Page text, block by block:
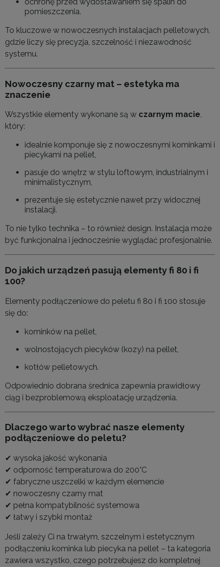
pomieszczenia.
To kluczowe w nowoczesnych instalacjach pelletowych,
gdzie liczy się precyzja, szczelność i niezawodność
systemu.
Nowoczesny czarny mat – estetyka ma
znaczenie
Wszystkie elementy wykonane są w czarnym macie,
który:
idealnie komponuje się z nowoczesnymi kominkami i
piecykami na pellet,
pasuje do wnętrz w stylu loftowym, industrialnym i
minimalistycznym,
prezentuje się estetycznie nawet przy widocznej
instalacji.
To nie tylko technika – to również design. Instalacja może
być funkcjonalna i jednocześnie wyglądać profesjonalnie.
Do jakich urządzeń pasują elementy fi 80 i fi
100?
Elementy podłączeniowe do peletu fi 80 i fi 100 stosuje
się do:
kominków na pellet,
wolnostojących piecyków (kozy) na pellet,
kotłów pelletowych.
Odpowiednio dobrana średnica zapewnia prawidłowy
ciąg i bezproblemową eksploatację urządzenia.
Dlaczego warto wybrać nasze elementy
podłączeniowe do peletu?
✔ wysoka jakość wykonania
✔ odporność temperaturowa do 200°C
✔ fabryczne uszczelki w każdym elemencie
✔ nowoczesny czarny mat
✔ pełna kompatybilność systemowa
✔ łatwy i szybki montaż
Jeśli zależy Ci na trwałym, szczelnym i estetycznym
podłączeniu kominka lub piecyka na pellet – ta kategoria
zawiera wszystko, czego potrzebujesz do kompletnej